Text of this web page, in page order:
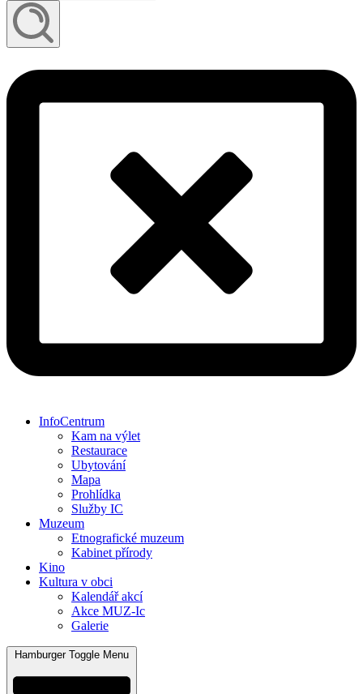
InfoCentrum
Kam na výlet
Restaurace
Ubytování
Mapa
Prohlídka
Služby IC
Muzeum
Etnografické muzeum
Kabinet přírody
Kino
Kultura v obci
Kalendář akcí
Akce MUZ-Ic​
Galerie
Hamburger Toggle Menu